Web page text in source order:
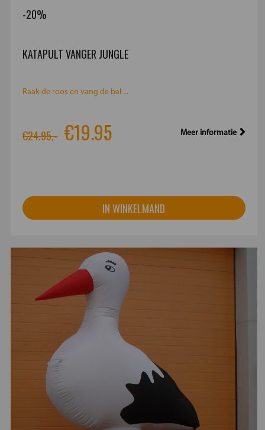
-20%
KATAPULT VANGER JUNGLE
Raak de roos en vang de bal ...
€24.95,- €19.95 Meer informatie
IN WINKELMAND